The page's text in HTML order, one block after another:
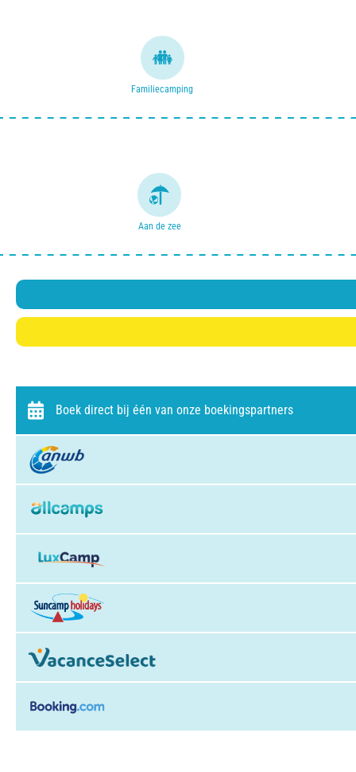
Familiecamping
Aan de zee
Boek direct bij één van onze boekingspartners